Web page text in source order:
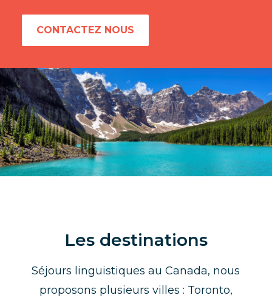
CONTACTEZ NOUS
Les destinations
Séjours linguistiques au Canada, nous
proposons plusieurs villes : Toronto,